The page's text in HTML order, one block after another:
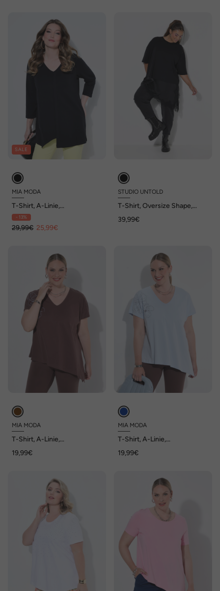
SALE
MIA MODA
T-Shirt, A-Linie,
asymmetrischer Saum, 3/4-
Ärmel
- 13%
29,99€ 25,99€
STUDIO UNTOLD
T-Shirt, Oversize Shape,
39,99€
MIA MODA
T-Shirt, A-Linie,
Blüten
19,99€
MIA MODA
T-Shirt, A-Linie,
Blüten
19,99€